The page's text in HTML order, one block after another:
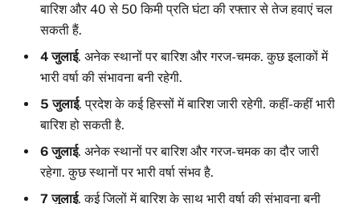
बारिश और 40 से 50 किमी प्रति घंटा की रफ्तार से तेज हवाएं चल
सकती हैं.
4 जुलाई. अनेक स्थानों पर बारिश और गरज-चमक. कुछ इलाकों में
भारी वर्षा की संभावना बनी रहेगी.
5 जुलाई. प्रदेश के कई हिस्सों में बारिश जारी रहेगी. कहीं-कहीं भारी
बारिश हो सकती है.
6 जुलाई. अनेक स्थानों पर बारिश और गरज-चमक का दौर जारी
रहेगा. कुछ स्थानों पर भारी वर्षा संभव है.
7 जुलाई. कई जिलों में बारिश के साथ भारी वर्षा की संभावना बनी